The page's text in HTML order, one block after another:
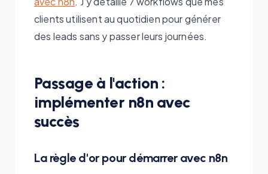
clients utilisent au quotidien pour générer
des leads sans y passer leurs journées.
Passage à l'action :
implémenter n8n avec
succès
La règle d'or pour démarrer avec n8n